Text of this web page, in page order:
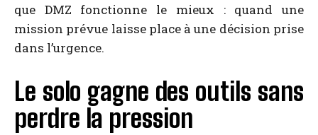
que DMZ fonctionne le mieux : quand une
mission prévue laisse place à une décision prise
dans l’urgence.
Le solo gagne des outils sans
perdre la pression